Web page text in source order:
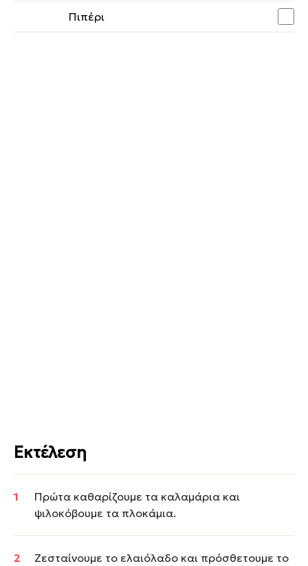
Πιπέρι
Εκτέλεση
Πρώτα καθαρίζουμε τα καλαμάρια και
ψιλοκόβουμε τα πλοκάμια.
Ζεσταίνουμε το ελαιόλαδο και πρόσθετουμε το